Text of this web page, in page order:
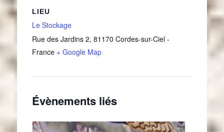
LIEU
Le Stockage
Rue des Jardins 2, 81170 Cordes-sur-Ciel -
France + Google Map
Évènements liés